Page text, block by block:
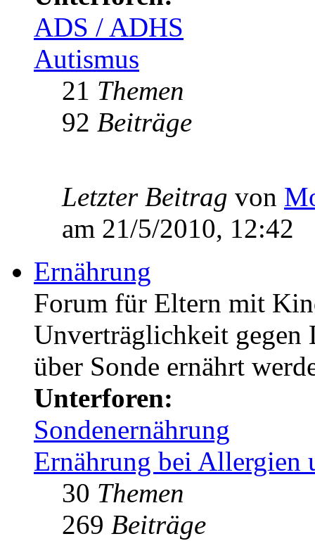
ADS / ADHS
Autismus
21 Themen
92 Beiträge
Letzter Beitrag von
am 21/5/2010, 12:42
Ernährung
Forum für Eltern mit
Unverträglichkeit gegen
über Sonde ernährt
Unterforen:
Sondenernährung
Ernährung bei Allergien
30 Themen
269 Beiträge